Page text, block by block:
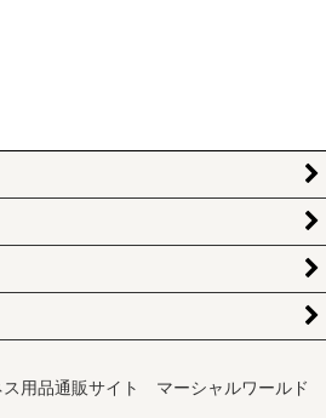
用品通販サイト マーシャルワールド